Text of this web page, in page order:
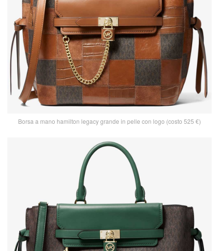
Borsa a mano hamilton legacy grande in pelle con logo (costo 525 €)